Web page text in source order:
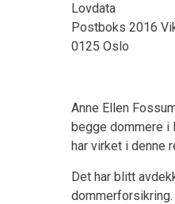
Lovdata
Postboks 2016
0125 Oslo
Anne Ellen
begge dommere i
har virket i denne
Det har blitt